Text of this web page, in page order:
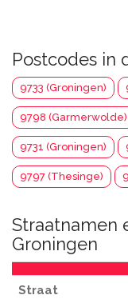
Postcodes in
9733 (Groningen)
9798 (Garmerwolde)
9731 (Groningen)
9797 (Thesinge)
Straatnamen
Groningen
Straat